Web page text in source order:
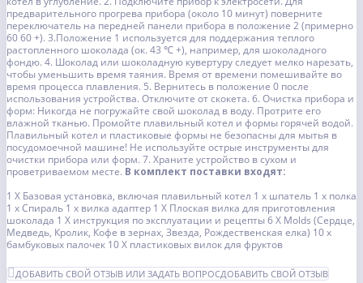
предварительного прогрева прибора (около 10 минут) поверните
переключатель на передней панели прибора в положение 2 (примерно
60 60 +). 3.Положение 1 используется для поддержания теплого
растопленного шоколада (ок. 43 ℃ +), например, для шоколадного
фондю. 4. Шоколад или шоколадную кувертуру следует мелко нарезать,
чтобы уменьшить время таяния. Время от времени помешивайте во
время процесса плавления. 5. Вернитесь в положение 0 после
использования устройства. Отключите от скокета. 6. Очистка прибора и
форм: Никогда не погружайте свой шоколад в воду. Протрите его
влажной тканью. Промойте плавильный котел и формы горячей водой.
Плавильный котел и пластиковые формы не безопасны для мытья в
посудомоечной машине! Не используйте острые инструменты для
очистки прибора или форм. 7. Храните устройство в сухом и
проветриваемом месте. В комплект поставки входят:
1 X Базовая установка, включая плавильный котел 1 х шпатель 1 х полка
1 х Спираль 1 х вилка адаптер 1 X Плоская вилка для приготовления
шоколада 1 X инструкция по эксплуатации и рецепты6 X Molds (Сердце,
Медведь, Кролик, Кофе в зернах, Звезда, Рождественская елка) 10 х
бамбуковых палочек 10 X пластиковых вилок для фруктов
ДОБАВИТЬ СВОЙ ОТЗЫВ ИЛИ ЗАДАТЬ ВОПРОСДОБАВИТЬ СВОЙ ОТЗЫВ